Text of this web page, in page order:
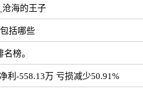
沧海的王子
括哪些
榜。
利-558.13万 亏损减少50.91%